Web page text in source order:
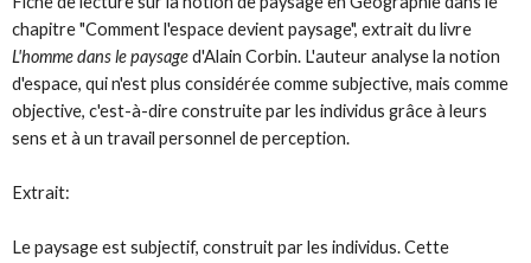
chapitre "Comment l'espace devient paysage", extrait du livre
L'homme dans le paysaged'Alain Corbin. L'auteur analyse la notion
d'espace, qui n'est plus considérée comme subjective, mais comme
objective, c'est-à-dire construite par les individus grâce à leurs
sens et à un travail personnel de perception.
Extrait:
Le paysage est subjectif, construit par les individus. Cette